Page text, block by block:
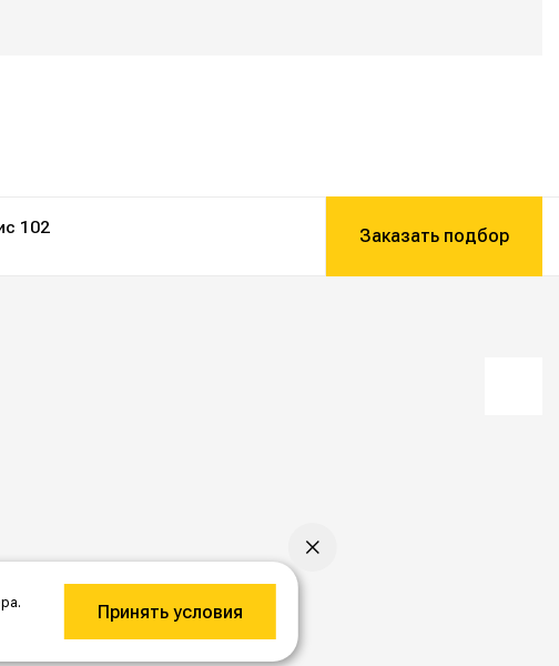
102 Заказать подбор
и продвижение
услуги необходимо уточнять у менеджера.
Принять условия